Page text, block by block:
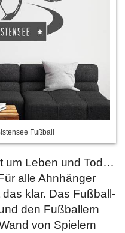
Fußball
um Leben und Tod…
alle Ahnhänger
klar. Das Fußball-
den Fußballern
von Spielern